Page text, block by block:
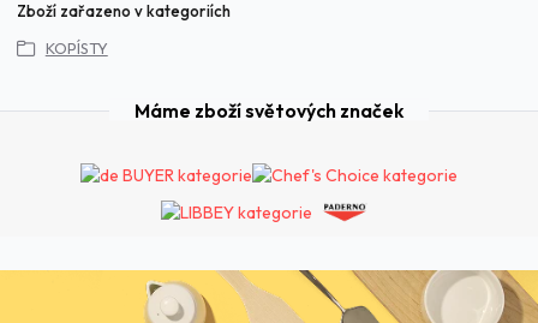
Zboží zařazeno v kategoriích
KOPÍSTY
Máme zboží světových značek